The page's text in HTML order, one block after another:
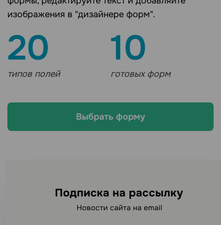
изображения в "дизайнере форм".
20
типов полей
10
готовых форм
Выбрать форму